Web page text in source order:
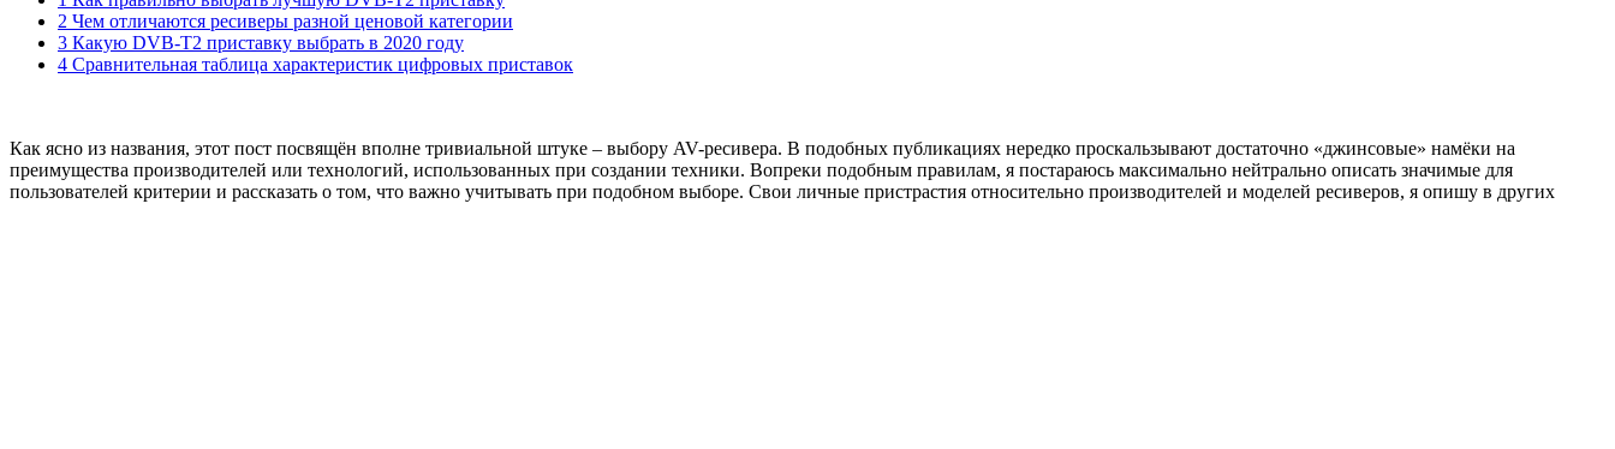
2 Чем отличаются ресиверы разной ценовой категории
3 Какую DVB-T2 приставку выбрать в 2020 году
4 Сравнительная таблица характеристик цифровых приставок
Как ясно из названия, этот пост посвящён вполне тривиальной штуке – выбору AV-ресивера. В подобных публикациях нередко проскальзывают достаточно «джинсовые» намёки на
преимущества производителей или технологий, использованных при создании техники. Вопреки подобным правилам, я постараюсь максимально нейтрально описать значимые для
пользователей критерии и рассказать о том, что важно учитывать при подобном выборе. Свои личные пристрастия относительно производителей и моделей ресиверов, я опишу в других